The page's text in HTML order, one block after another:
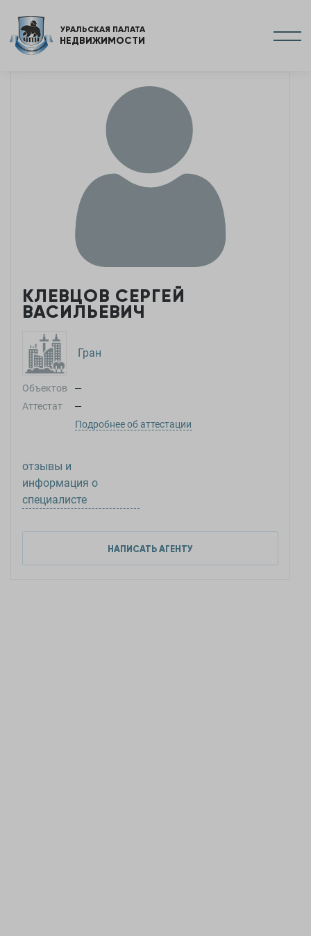
УРАЛЬСКАЯ ПАЛАТА
НЕДВИЖИМОСТИ
КЛЕВЦОВ СЕРГЕЙ
ВАСИЛЬЕВИЧ
Гран
Объектов
—
Аттестат
—
Подробнее об аттестации
отзывы и
информация о
специалисте
НАПИСАТЬ АГЕНТУ